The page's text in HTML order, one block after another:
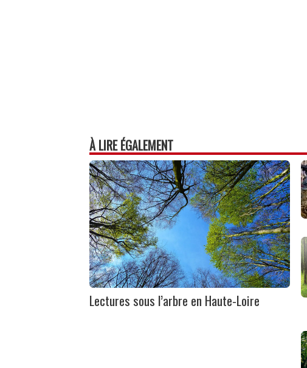
À LIRE ÉGALEMENT
Lectures sous l’arbre en Haute-Loire